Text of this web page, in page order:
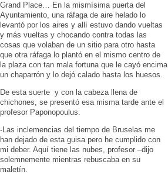
Grand Place… En la mismísima puerta del
Ayuntamiento, una ráfaga de aire helado lo
levantó por los aires y allí estuvo dando vueltas
y más vueltas y chocando contra todas las
cosas que volaban de un sitio para otro hasta
que otra ráfaga lo plantó en el mismo centro de
la plaza con tan mala fortuna que le cayó encima
un chaparrón y lo dejó calado hasta los huesos.
De esta suerte y con la cabeza llena de
chichones, se presentó esa misma tarde ante el
profesor Paponopoulus.
-Las inclemencias del tiempo de Bruselas me
han dejado de esta guisa pero he cumplido con
mi deber. Aquí tiene las nubes, profesor –dijo
solemnemente mientras rebuscaba en su
maletín.